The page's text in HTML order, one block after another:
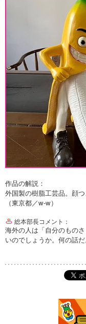
作品の解説：
外国製の樹脂工芸品。顔
（東京都／w-w）
総本部長コメント：
海外の人は「自分のもの
いのでしょうか。何の話だ